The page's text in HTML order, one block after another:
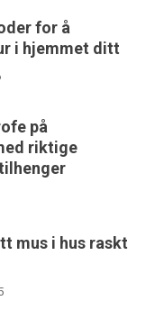
for å
i hjemmet ditt
på
riktige
mus i hus raskt